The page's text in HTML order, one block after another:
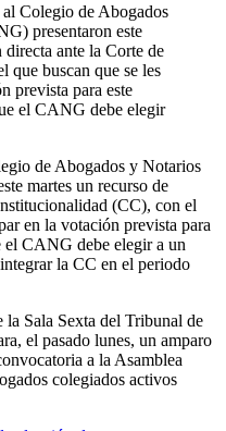
Colegio de Abogados
presentaron este
directa ante la Corte de
que buscan que se les
prevista para este
el CANG debe elegir
de Abogados y Notarios
martes un recurso de
(CC), con el
en la votación prevista para
el CANG debe elegir a un
la CC en el periodo
Sala Sexta del Tribunal de
el pasado lunes, un amparo
a la Asamblea
colegiados activos